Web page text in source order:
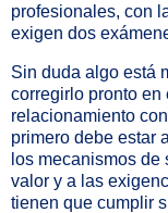
profesionales, con
exigen dos
Sin duda algo está
corregirlo pronto en
relacionamiento
primero debe estar
los mecanismos
valor y a las
tienen que cumplir